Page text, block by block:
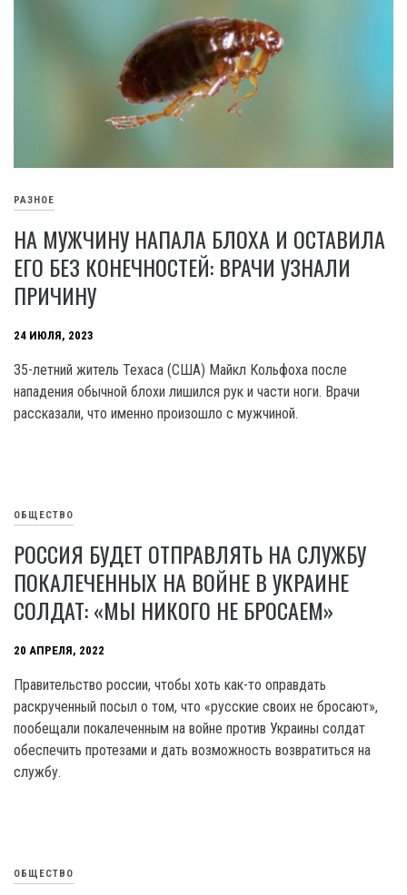
РАЗНОЕ
НА МУЖЧИНУ НАПАЛА БЛОХА И ОСТАВИЛА
ЕГО БЕЗ КОНЕЧНОСТЕЙ: ВРАЧИ УЗНАЛИ
ПРИЧИНУ
24 ИЮЛЯ, 2023
35-летний житель Техаса (США) Майкл Кольфоха после
нападения обычной блохи лишился рук и части ноги. Врачи
рассказали, что именно произошло с мужчиной.
ОБЩЕСТВО
РОССИЯ БУДЕТ ОТПРАВЛЯТЬ НА СЛУЖБУ
ПОКАЛЕЧЕННЫХ НА ВОЙНЕ В УКРАИНЕ
СОЛДАТ: «МЫ НИКОГО НЕ БРОСАЕМ»
20 АПРЕЛЯ, 2022
Правительство россии, чтобы хоть как-то оправдать
раскрученный посыл о том, что «русские своих не бросают»,
пообещали покалеченным на войне против Украины солдат
обеспечить протезами и дать возможность возвратиться на
службу.
ОБЩЕСТВО